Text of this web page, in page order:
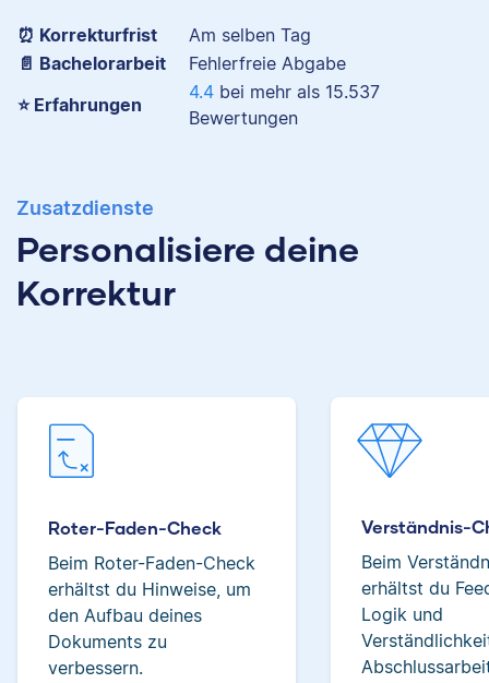
⏰ Korrekturfrist
Am selben Tag
📄 Bachelorarbeit
Fehlerfreie Abgabe
⭐ Erfahrungen
4.4 bei mehr als 15.537
Bewertungen
Zusatzdienste
Personalisiere deine
Korrektur
Roter-Faden-Check
Beim Roter-Faden-Check
erhältst du Hinweise, um
den Aufbau deines
Dokuments zu
verbessern.
Verständnis-
Beim
erhältst du
Logik und
Albert
Albert hat Deutsch
studiert und mag an
seiner Arbeit als
Korrektor besonders,
Yasemin hat Romanistik
und
Verena
Verena hat BWL
Neben ihrer Arbeit als
Scribbr-Korrektorin
arbeitet Verena in der
Interior-Design-
Jonathan